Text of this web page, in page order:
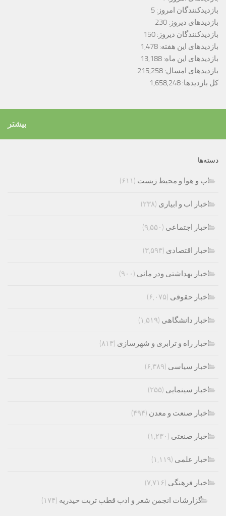
بازدیدکنندگان امروز: 5
بازدیدهای دیروز: 230
بازدیدکنندگان دیروز: 150
بازدیدهای این هفته: 1,478
بازدیدهای این ماه: 13,188
بازدیدهای امسال: 215,258
کل بازدیدها: 1,658,248
بیشتر
دسته‌ها
اب و هوا و محیط زیست (۶۱۱)
اخبار اب و ابیاری (۲۳۸)
اخبار اجتماعی (۹,۵۵۰)
اخبار اقتصادی (۳,۵۹۳)
اخبار بهداشتی ودر مانی (۹۰۰)
اخبار حقوقی (۶,۰۷۵)
اخبار دانشگاهی (۱,۵۱۹)
اخبار راه و ترابری و شهرسازی (۸۱۳)
اخبار سیاسی (۶,۳۸۹)
اخبار سینمایی (۲۵۵)
اخبار صنعت و معدن (۴۹۴)
اخبار صنعتی (۱,۲۳۰)
اخبار علمی (۱,۱۱۹)
اخبار فرهنگی (۷,۷۱۶)
گزارشات انجمن شعر و ادب قطب تربت حیدریه (۱۷۴)